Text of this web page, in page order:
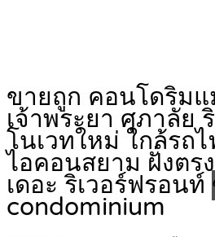
ขายถูก คอนโดริม
เจ้าพระยา ศุภาลัย
โนเวทใหม่ ใกล้รถ
ไอคอนสยาม ฝั่งตร
เดอะ ริเวอร์ฟรอนท์
condominium